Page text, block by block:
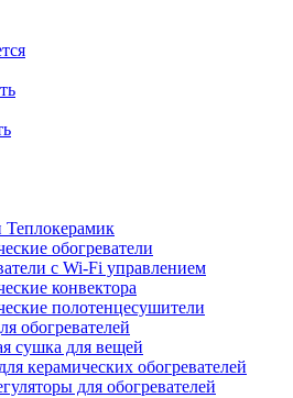
Теплокерамик
обогреватели
с Wi-Fi управлением
конвектора
полотенцесушители
обогревателей
сушка для вещей
керамических обогревателей
для обогревателей